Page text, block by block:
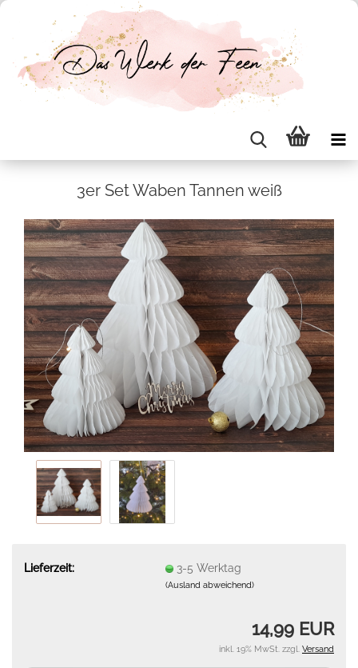
3er Set Waben Tan­nen weiß
Lieferzeit: 3-5 Werktag
(Ausland abweichend)
14,99 EUR
inkl. 19% MwSt. zzgl. Versand